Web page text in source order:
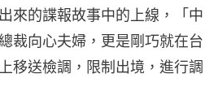
來的諜報故事中的上線，「中
裁向心夫婦，更是剛巧就在台
移送檢調，限制出境，進行調